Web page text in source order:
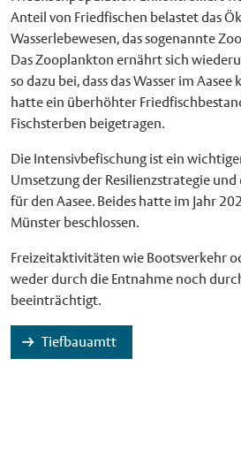
Anteil von Friedfischen belastet das
Wasserlebewesen, das sogenannte
Das Zooplankton ernährt sich
so dazu bei, dass das Wasser im
hatte ein überhöhter
Fischsterben beigetragen.
Die Intensivbefischung ist ein
Umsetzung der Resilienzstrategie
für den Aasee. Beides hatte im Jahr
Münster beschlossen.
Freizeitaktivitäten wie Bootsverkehr
weder durch die Entnahme noch
beeinträchtigt.
Tiefbauamtt